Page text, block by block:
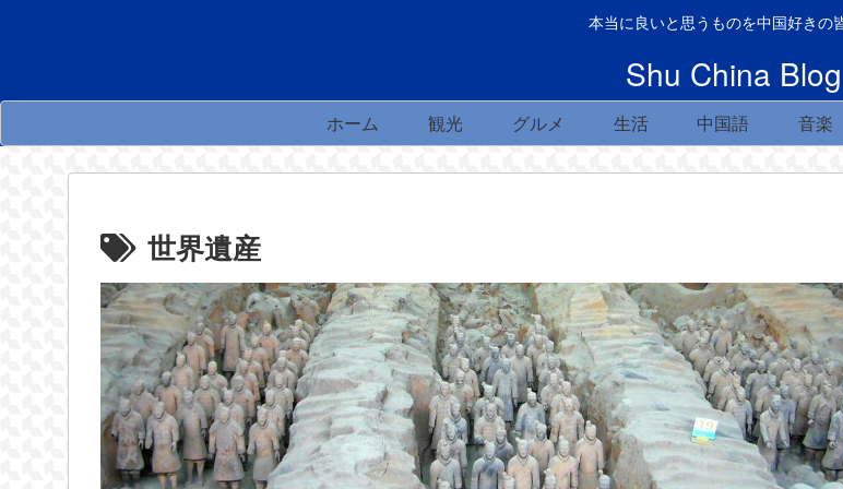
本当に良いと思うものを中国好きの
Shu China Blog
ホーム 観光 グルメ 生活 中国語 音楽
世界遺産